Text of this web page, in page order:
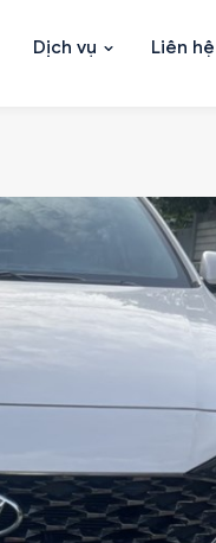
Dịch vụ Liên hệ